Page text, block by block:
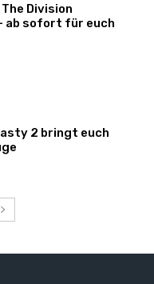
The Division
ab sofort für euch
2 bringt euch